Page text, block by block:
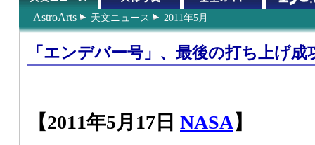
AstroArts 天文ニュース 2011年5月
「エンデバー号」、最後の打ち上げ成
【2011年5月17日 NASA】